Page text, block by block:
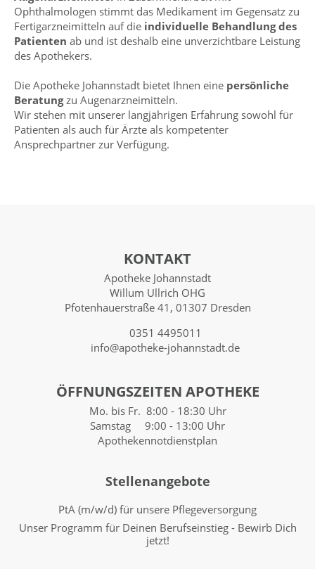
Ophthalmologen stimmt das Medikament im Gegensatz zu
Fertigarzneimitteln auf die individuelle Behandlung des
Patienten ab und ist deshalb eine unverzichtbare Leistung
des Apothekers.
Die Apotheke Johannstadt bietet Ihnen eine persönliche
Beratungzu Augenarzneimitteln.
Wir stehen mit unserer langjährigen Erfahrung sowohl für
Patienten als auch für Ärzte als kompetenter
Ansprechpartner zur Verfügung.
KONTAKT
Apotheke Johannstadt
Willum Ullrich OHG
Pfotenhauerstraße 41, 01307 Dresden
0351 4495011
info@apotheke-johannstadt.de
ÖFFNUNGSZEITEN APOTHEKE
Mo. bis Fr. 8:00 - 18:30 Uhr
Samstag 9:00 - 13:00 Uhr
Apothekennotdienstplan
Stellenangebote
PtA (m/w/d) für unsere Pflegeversorgung
Unser Programm für Deinen Berufseinstieg - Bewirb Dich
jetzt!